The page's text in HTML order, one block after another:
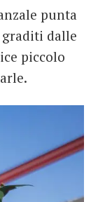
punta
graditi dalle
piccolo